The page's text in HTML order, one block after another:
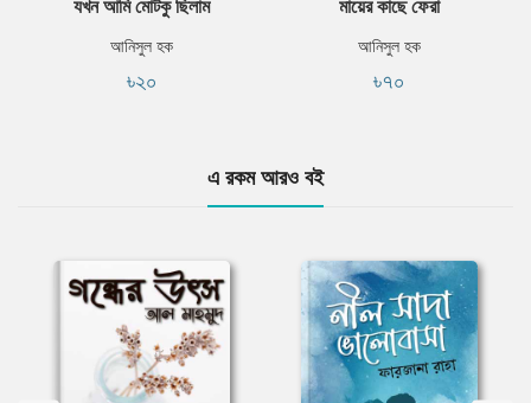
যখন আমি মোটকু ছিলাম
আনিসুল হক
৳২০
মায়ের কাছে ফেরা
আনিসুল হক
৳৭০
এ রকম আরও বই